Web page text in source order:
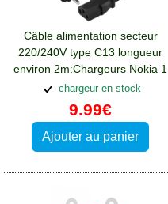
Câble alimentation secteur
220/240V type C13 longueur
environ 2m:Chargeurs Nokia 1
chargeur en stock
9.99€
Ajouter au panier